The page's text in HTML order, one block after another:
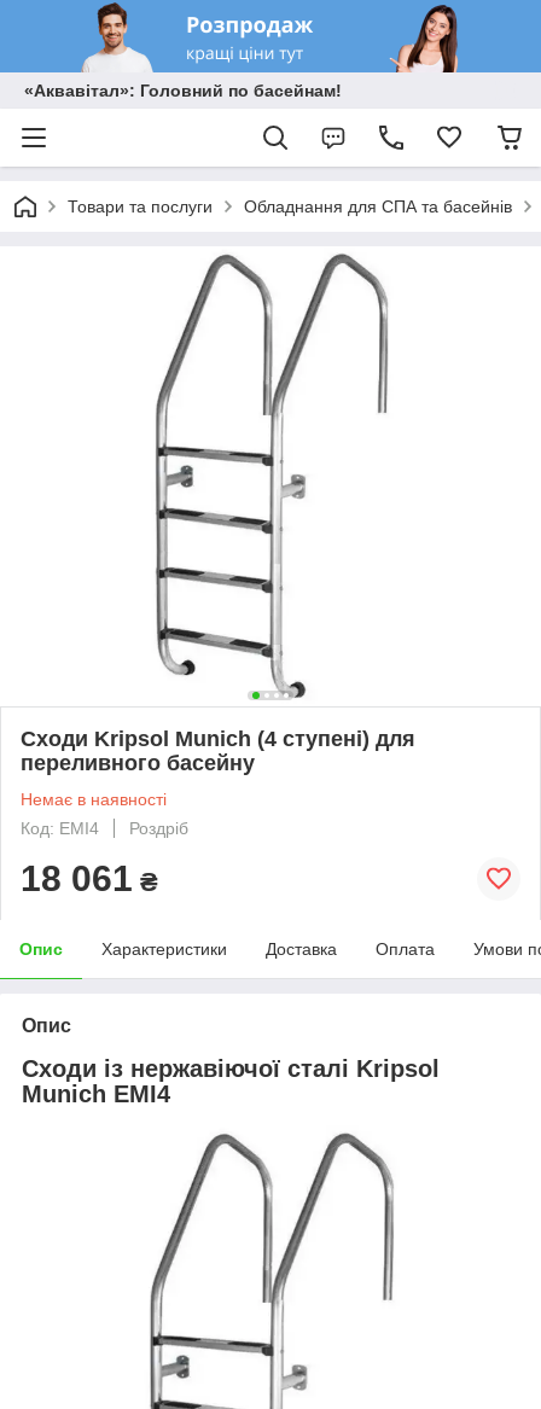
«Аквавітал»: Головний по басейнам!
Товари та послуги Обладнання для СПА та басейнів
Сходи Kripsol Munich (4 ступені) для
переливного басейну
Немає в наявності
Код: EMI4
Роздріб
18 061 ₴
Опис Характеристики Доставка Оплата Умови
Опис
Сходи із нержавіючої сталі Kripsol
Munich EMI4